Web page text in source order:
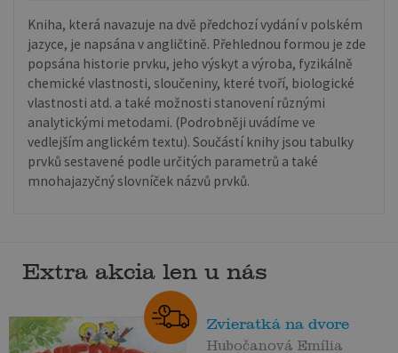
Kniha, která navazuje na dvě předchozí vydání v polském
jazyce, je napsána v angličtině. Přehlednou formou je zde
popsána historie prvku, jeho výskyt a výroba, fyzikálně
chemické vlastnosti, sloučeniny, které tvoří, biologické
vlastnosti atd. a také možnosti stanovení různými
analytickými metodami. (Podrobněji uvádíme ve
vedlejším anglickém textu). Součástí knihy jsou tabulky
prvků sestavené podle určitých parametrů a také
mnohajazyčný slovníček názvů prvků.
Extra akcia len u nás
Zvieratká na dvore
Hubočanová Emília